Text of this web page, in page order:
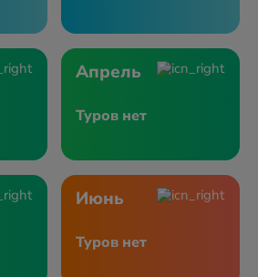
Апрель
Туров нет
Июнь
Туров нет